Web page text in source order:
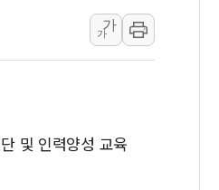
서울 중랑구 주택가서 흉기 난동…60
李대통령 "결혼 때문에 손해 보는 일
여수 오동도 인근 해상서 모터보트 전
인천서 말다툼 중 어머니 흉기 살해 10
가
가
및 인력양성 교육